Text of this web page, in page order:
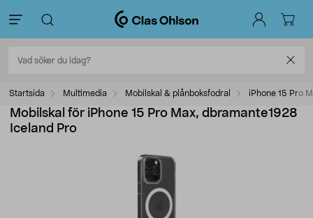
Startsida Multimedia Mobilskal & plånboksfodral iPhone 15 Pro
Mobilskal för iPhone 15 Pro Max, dbramante1928
Iceland Pro